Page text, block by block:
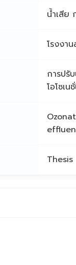
น้ำเสีย
โรงงา
การปรั
โอโซเน
Thesis